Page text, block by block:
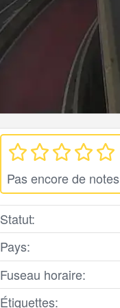
Pas encore de notes
Statut:
Pays:
Fuseau horaire:
Étiquettes: